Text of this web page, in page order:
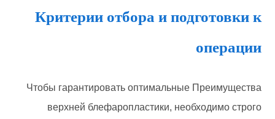
Критерии отбора и подготовки к
операции
Чтобы гарантировать оптимальные Преимущества
верхней блефаропластики, необходимо строго